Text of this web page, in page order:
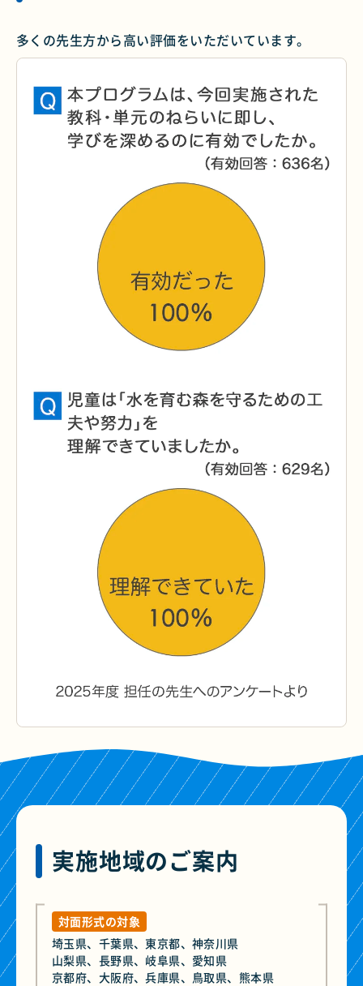
多くの先生方から高い評価をいただいています。
実施地域のご案内
対面形式の対象
埼玉県、千葉県、東京都、神奈川県
山梨県、長野県、岐阜県、愛知県
京都府、大阪府、兵庫県、鳥取県、熊本県